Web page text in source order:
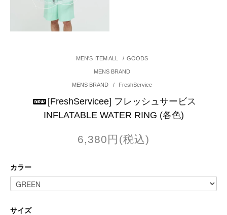
MEN'S ITEM ALL / GOODS
MENS BRAND
MENS BRAND / FreshService
[FreshServicee] フレッシュサービス
INFLATABLE WATER RING (各色)
6,380円(税込)
カラー
サイズ